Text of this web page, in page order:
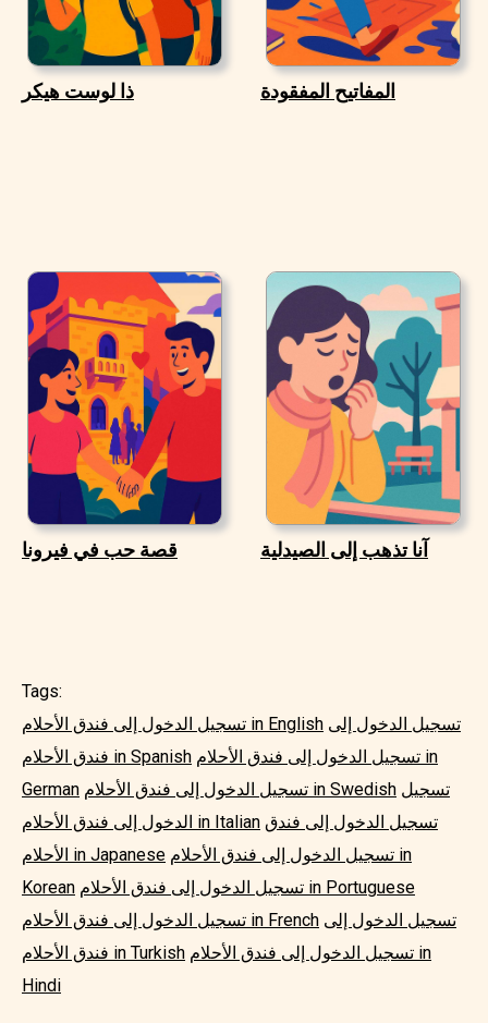
ذا لوست هيكر المفاتيح المفقودة
قصة حب في فيرونا آنا تذهب إلى الصيدلية
Tags:
تسجيل الدخول إلى فندق الأحلام in English تسجيل الدخول إلى
فندق الأحلام in Spanish تسجيل الدخول إلى فندق الأحلام in
German
تسجيل الدخول إلى فندق الأحلام in Swedish تسجيل
الدخول إلى فندق الأحلام in Italian تسجيل الدخول إلى فندق
الأحلام in Japanese تسجيل الدخول إلى فندق الأحلام in
Korean
تسجيل الدخول إلى فندق الأحلام in Portuguese
تسجيل الدخول إلى فندق الأحلام in French تسجيل الدخول إلى
فندق الأحلام in Turkish تسجيل الدخول إلى فندق الأحلام in
Hindi